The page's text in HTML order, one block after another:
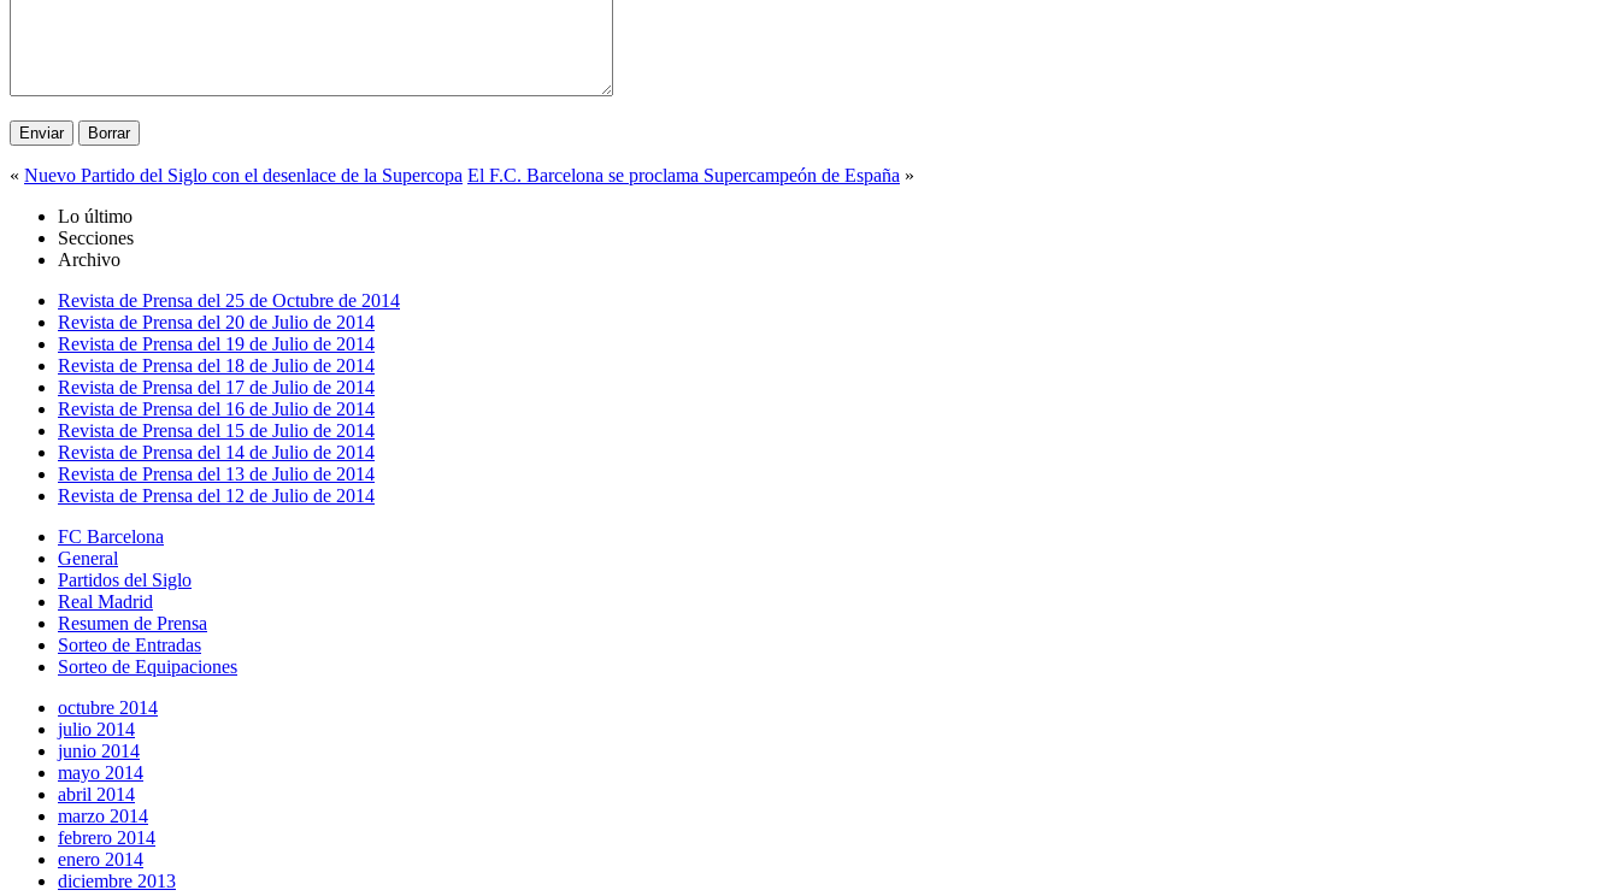
« Nuevo Partido del Siglo con el desenlace de la Supercopa El F.C. Barcelona se proclama Supercampeón de España »
Lo último
Secciones
Archivo
Revista de Prensa del 25 de Octubre de 2014
Revista de Prensa del 20 de Julio de 2014
Revista de Prensa del 19 de Julio de 2014
Revista de Prensa del 18 de Julio de 2014
Revista de Prensa del 17 de Julio de 2014
Revista de Prensa del 16 de Julio de 2014
Revista de Prensa del 15 de Julio de 2014
Revista de Prensa del 14 de Julio de 2014
Revista de Prensa del 13 de Julio de 2014
Revista de Prensa del 12 de Julio de 2014
FC Barcelona
General
Partidos del Siglo
Real Madrid
Resumen de Prensa
Sorteo de Entradas
Sorteo de Equipaciones
octubre 2014
julio 2014
junio 2014
mayo 2014
abril 2014
marzo 2014
febrero 2014
enero 2014
diciembre 2013